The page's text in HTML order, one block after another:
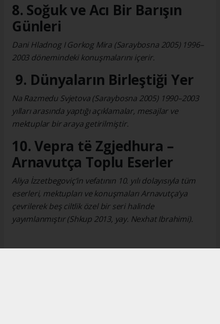
8. Soğuk ve Acı Bir Barışın
Günleri
Dani Hladnog I Gorkog Mira (Saraybosna 2005) 1996–
2003 dönemindeki konuşmalarını içerir.
9. Dünyaların Birleştiği Yer
Na Razmedu Svjetova (Saraybosna 2005) 1990–2003
yılları arasında yaptığı açıklamalar, mesajlar ve
mektuplar bir araya getirilmiştir.
10. Vepra të Zgjedhura –
Arnavutça Toplu Eserler
Aliya İzzetbegoviç’in vefatının 10. yılı dolayısıyla tüm
eserleri, mektupları ve konuşmaları Arnavutça’ya
çevrilerek beş ciltlik özel bir seri halinde
yayımlanmıştır (Shkup 2013, yay. Nexhat Ibrahimi).